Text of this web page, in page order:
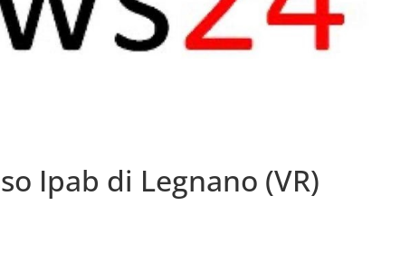
Ipab di Legnano (VR)